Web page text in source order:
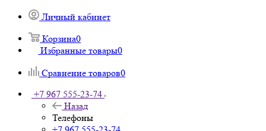
Личный кабинет
Корзина0
Избранные товары0
Сравнение товаров0
+7 967 555-23-74
Назад
Телефоны